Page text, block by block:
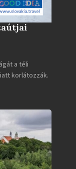
a téli
korlátozzák.